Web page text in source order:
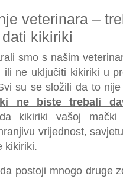
veterinara –
kikiriki
smo s našim
ili ne uključiti kikiriki u
su se složili da to
ne biste trebali
kikiriki vašoj mački
vrijednost,
kikiriki.
postoji mnogo druge